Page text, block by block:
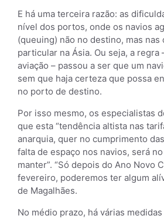
E há uma terceira razão: as
nível dos portos, onde os navios
(queuing) não no destino, mas nas
particular na Ásia. Ou seja, a regra
aviação – passou a ser que um
sem que haja certeza que possa
no porto de destino.
Por isso mesmo, os especialistas
que esta “tendência altista nas
anarquia, quer no cumprimento
falta de espaço nos navios, será
manter”. “Só depois do Ano Novo
fevereiro, poderemos ter algum
de Magalhães.
No médio prazo, há várias